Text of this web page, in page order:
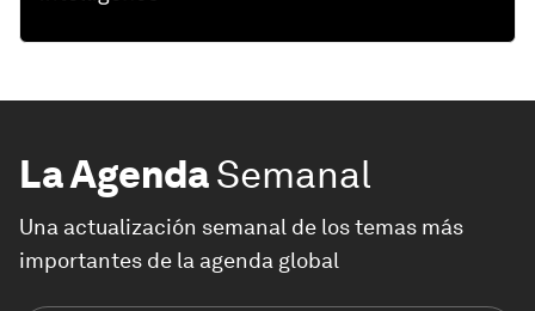
La AgendaSemanal
Una actualización semanal de los temas más
importantes de la agenda global